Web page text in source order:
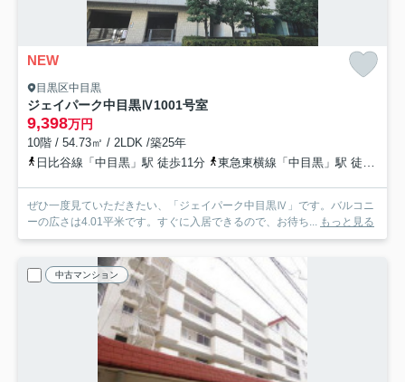
NEW
目黒区中目黒
ジェイパーク中目黒Ⅳ1001号室
9,398万円
10階 / 54.73㎡ / 2LDK /築25年
日比谷線「中目黒」駅 徒歩11分
東急東横線「中目黒」駅 徒歩11分
ぜひ一度見ていただきたい、「ジェイパーク中目黒Ⅳ」です。バルコニ
ーの広さは4.01平米です。すぐに入居できるので、お待ち... もっと見る
中古マンション